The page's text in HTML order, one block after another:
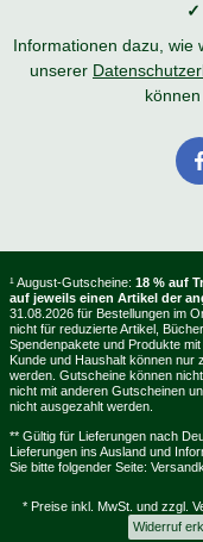
✓
Informationen dazu, wie
unserer
¹ August-Gutscheine: 18 % auf
auf jeweils einen Artikel der
31.08.2026 für Bestellungen im
nicht für reduzierte Artikel,
Spendenpakete und Produkte
Kunde und Haushalt können nur
werden. Gutscheine können
nicht mit anderen Gutscheinen
nicht ausgezahlt werden.
** Gültig für Lieferungen nach
Lieferungen ins Ausland und
Sie bitte folgender Seite:
* Preise inkl. MwSt. und zzgl.
Widerruf